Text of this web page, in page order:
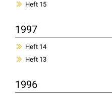
Heft 15
1997
Heft 14
Heft 13
1996